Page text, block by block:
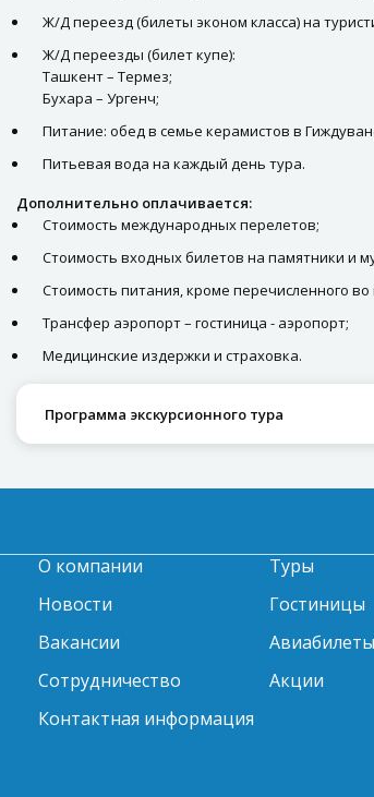
Ж/Д переезд (билеты эконом класса) на
Ж/Д переезды (билет купе):
Ташкент – Термез;
Бухара – Ургенч;
Питание: обед в семье керамистов в
Питьевая вода на каждый день тура.
Дополнительно оплачивается:
Стоимость международных перелетов;
Стоимость входных билетов на памятники и
Стоимость питания, кроме перечисленного
Трансфер аэропорт – гостиница - аэропорт;
Медицинские издержки и страховка.
Программа экскурсионного тура
О компании
Новости
Вакансии
Сотрудничество
Контактная информация
Туры
Гостиницы
Авиабилеты
Акции